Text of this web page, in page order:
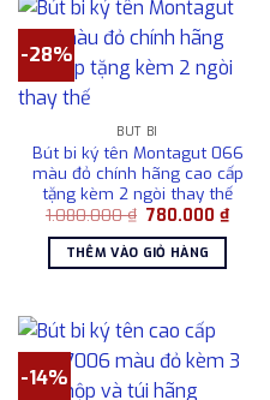
-28%
BÚT BI
Bút bi ký tên Montagut 066
màu đỏ chính hãng cao cấp
tặng kèm 2 ngòi thay thế
1.080.000₫ Giá
là:
1.080.000 ₫.
780.000₫Giá
hiện
THÊM VÀO GIỎ HÀNG
-14%